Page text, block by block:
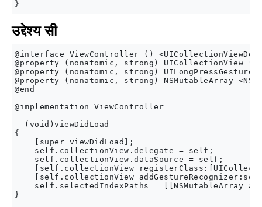
उद्देश्य सी
@interface ViewController ()
@property (nonatomic, strong) UICollectionView
@property (nonatomic, strong)
@property (nonatomic, strong) NSMutableArray
@end
@implementation ViewController
- (void)viewDidLoad
{
    [super viewDidLoad];
    self.collectionView.delegate = self;
    self.collectionView.dataSource = self;
[self.collectionView
[self.collectionView
self.selectedIndexPaths = [[NSMutableArray
}